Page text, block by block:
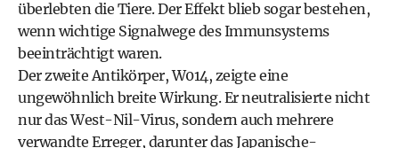
überlebten die Tiere. Der Effekt blieb sogar bestehen,
wenn wichtige Signalwege des Immunsystems
beeinträchtigt waren.
Der zweite Antikörper, W014, zeigte eine
ungewöhnlich breite Wirkung. Er neutralisierte nicht
nur das West-Nil-Virus, sondern auch mehrere
verwandte Erreger, darunter das Japanische-